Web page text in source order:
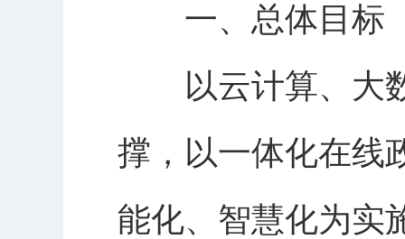
一、总体目标
以云计算、大
撑，以一体化在线
能化、智慧化为实